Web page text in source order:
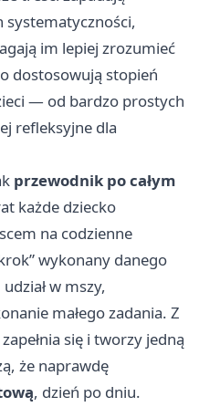
systematyczności,
im lepiej zrozumieć
dostosowują stopień
— od bardzo prostych
refleksyjne dla
przewodnik po całym
każde dziecko
na codzienne
wykonany danego
w mszy,
małego zadania. Z
się i tworzy jedną
że naprawdę
, dzień po dniu.